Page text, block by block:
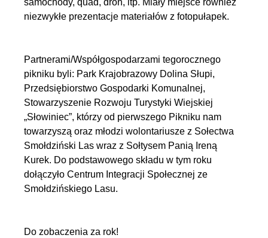
samochody, quad, dron, itp. Miały miejsce również
niezwykłe prezentacje materiałów z fotopułapek.
Partnerami/Współgospodarzami tegorocznego
pikniku byli: Park Krajobrazowy Dolina Słupi,
Przedsiębiorstwo Gospodarki Komunalnej,
Stowarzyszenie Rozwoju Turystyki Wiejskiej
„Słowiniec”, którzy od pierwszego Pikniku nam
towarzyszą oraz młodzi wolontariusze z Sołectwa
Smołdziński Las wraz z Sołtysem Panią Ireną
Kurek. Do podstawowego składu w tym roku
dołączyło Centrum Integracji Społecznej ze
Smołdzińskiego Lasu.
Do zobaczenia za rok!